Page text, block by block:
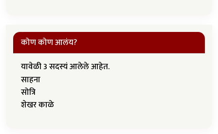
कोण कोण आलंय?
यावेळी 3 सदस्यं आलेले आहेत.
साहना
सोत्रि
शेखर काळे